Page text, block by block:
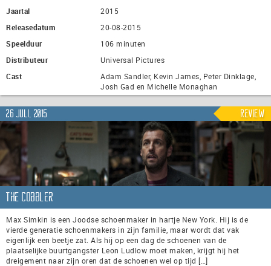
Jaartal
2015
Releasedatum
20-08-2015
Speelduur
106 minuten
Distributeur
Universal Pictures
Cast
Adam Sandler, Kevin James, Peter Dinklage,
Josh Gad en Michelle Monaghan
26 juli, 2015 Review
The Cobbler
Max Simkin is een Joodse schoenmaker in hartje New York. Hij is de
vierde generatie schoenmakers in zijn familie, maar wordt dat vak
eigenlijk een beetje zat. Als hij op een dag de schoenen van de
plaatselijke buurtgangster Leon Ludlow moet maken, krijgt hij het
dreigement naar zijn oren dat de schoenen wel op tijd […]